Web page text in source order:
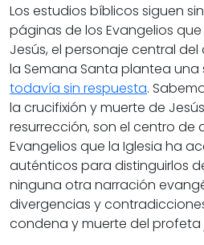
Los estudios bíblicos siguen
páginas de los Evangelios
Jesús, el personaje central
la Semana Santa plantea una
todavía sin respuesta.
la crucifixión y muerte de
resurrección, son el centro
Evangelios que la Iglesia ha
auténticos para distinguirlos
ninguna otra narración
divergencias y
condena y muerte del profeta